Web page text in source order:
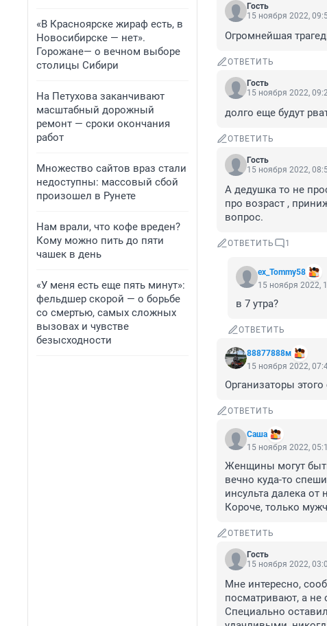
«В Красноярске жираф есть, в
Новосибирске — нет».
Горожане— о вечном выборе
столицы Сибири
На Петухова заканчивают
масштабный дорожный
ремонт — сроки окончания
работ
Множество сайтов враз стали
недоступны: массовый сбой
произошел в Рунете
Нам врали, что кофе вреден?
Кому можно пить до пяти
чашек в день
«У меня есть еще пять минут»:
фельдшер скорой — о борьбе
со смертью, самых сложных
вызовах и чувстве
безысходности
Гость
15 ноября 2022,
Огромнейшая
ОТВЕТИТЬ
Гость
15 ноября 2022,
долго еще будут
ОТВЕТИТЬ
Гость
15 ноября 2022,
А дедушка то не
про возраст ,
вопрос.
ОТВЕТИТЬ 1
ex_Tommy58
15 ноября 2022,
в 7 утра?
ОТВЕТИТЬ
88877888м
15 ноября 2022,
Организаторы
ОТВЕТИТЬ
Сашa
15 ноября 2022,
Женщины могут
вечно куда-то
инсульта далека от
Короче, только
ОТВЕТИТЬ
Гость
15 ноября 2022,
Мне интересно,
посматривают, а не
Специально